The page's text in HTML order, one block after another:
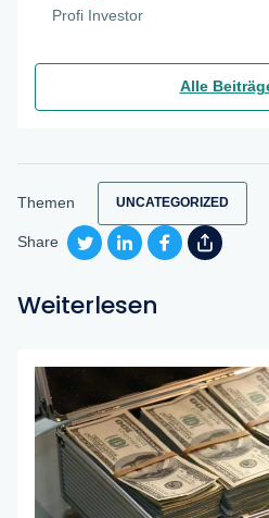
Profi Investor
Alle
Themen UNCATEGORIZED
Share
Weiterlesen